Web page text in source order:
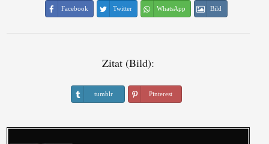
Facebook Twitter WhatsApp Bild
Zitat (Bild):
tumblr Pinterest